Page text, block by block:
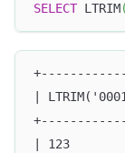
SELECT LTRIM(
|
| 123